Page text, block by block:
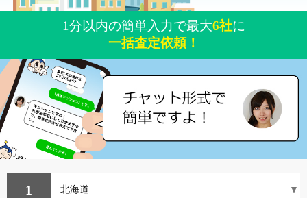
1分以内の簡単入力で最大6社に
一括査定依頼！
1